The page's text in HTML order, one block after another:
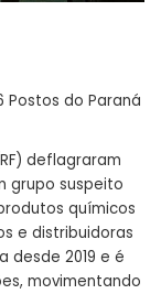
Postos do Paraná
deflagraram
grupo suspeito
químicos
e distribuidoras
desde 2019 e é
movimentando